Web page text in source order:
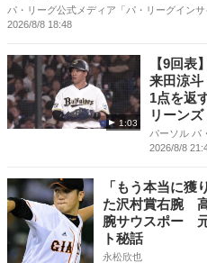
パ・リーグ公式メディア「パ・リーグインサ
2026/8/8 18:48
1:03
【9回表
来田涼斗
1点を返
リーン
パーソル パ
2026/8/8
「もう本当に獲
た沢村賞右腕
腕サウスポー
ト秘話
永松欣也